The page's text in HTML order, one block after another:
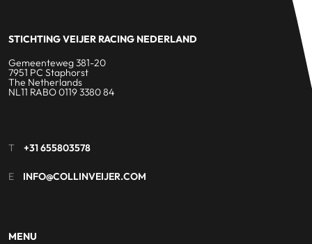
STICHTING VEIJER RACING NEDERLAND
Gemeenteweg 381-20
7951 PC Staphorst
The Netherlands
NL11 RABO 0119 3380 84
T +31 655803578
E INFO@COLLINVEIJER.COM
MENU